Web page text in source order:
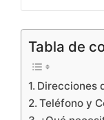
Tabla de
Direcciones
Teléfono y